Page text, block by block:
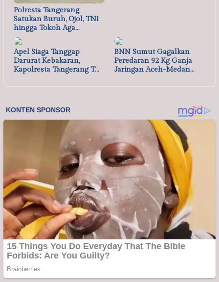
Polresta Tangerang
Satukan Buruh, Ojol, TNI
hingga Tokoh Aga…
Apel Siaga Tanggap
Darurat Kebakaran,
Kapolresta Tangerang T…
BNN Sumut Gagalkan
Peredaran 92 Kg Ganja
Jaringan Aceh-Medan…